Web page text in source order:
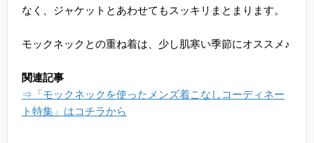
なく、ジャケットとあわせてもスッキリまとまります。
モックネックとの重ね着は、少し肌寒い季節にオススメ♪
関連記事
⇒「モックネックを使ったメンズ着こなしコーディネー
ト特集」はコチラから